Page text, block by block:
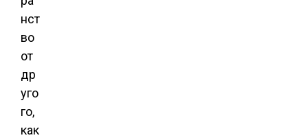
нст
во
от
др
уго
го,
как